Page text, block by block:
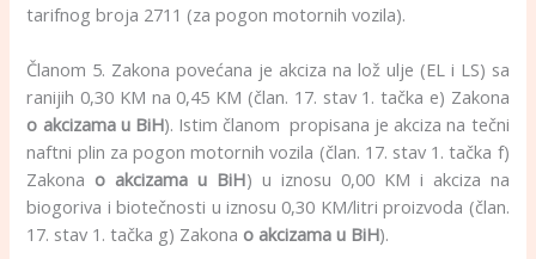
tarifnog broja 2711 (za pogon motornih vozila).
Članom 5. Zakona povećana je akciza na lož ulje (EL i LS) sa
ranijih 0,30 KM na 0,45 KM (član. 17. stav 1. tačka e) Zakona
o akcizama u BiH). Istim članom propisana je akciza na tečni
naftni plin za pogon motornih vozila (član. 17. stav 1. tačka f)
Zakona o akcizama u BiH) u iznosu 0,00 KM i akciza na
biogoriva i biotečnosti u iznosu 0,30 KM/litri proizvoda (član.
17. stav 1. tačka g) Zakona o akcizama u BiH).